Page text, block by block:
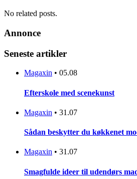
No related posts.
Annonce
Seneste artikler
Magaxin • 05.08
Efterskole med scenekunst
Magaxin • 31.07
Sådan beskytter du køkkenet
Magaxin • 31.07
Smagfulde ideer til udendørs